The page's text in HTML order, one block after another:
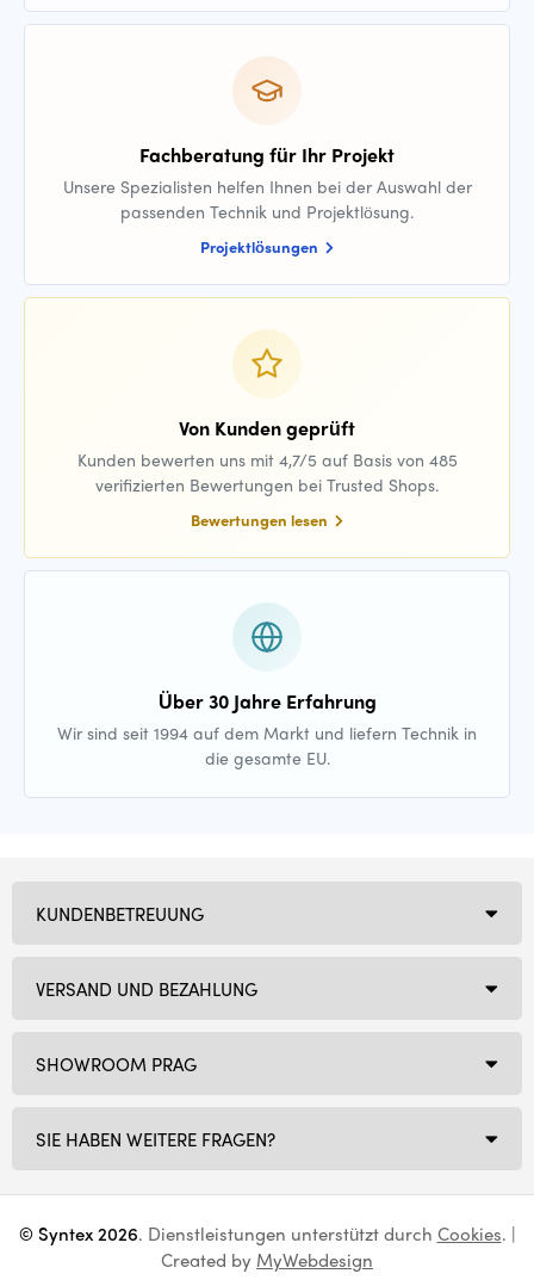
Fachberatung für Ihr Projekt
Unsere Spezialisten helfen Ihnen bei der Auswahl der
passenden Technik und Projektlösung.
Projektlösungen
Von Kunden geprüft
Kunden bewerten uns mit 4,7/5 auf Basis von 485
verifizierten Bewertungen bei Trusted Shops.
Bewertungen lesen
Über 30 Jahre Erfahrung
Wir sind seit 1994 auf dem Markt und liefern Technik in
die gesamte EU.
SHOWROOM PRAG
SIE HABEN WEITERE FRAGEN?
KUNDENBETREUUNG
VERSAND UND BEZAHLUNG
© Syntex 2026. Dienstleistungen unterstützt durch Cookies. |
Created by MyWebdesign